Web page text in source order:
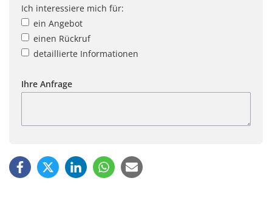
Ich interessiere mich für:
ein Angebot
einen Rückruf
detaillierte Informationen
Ihre Anfrage